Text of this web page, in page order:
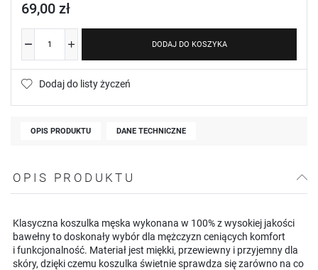
69,00 zł
DODAJ DO KOSZYKA
Dodaj do listy życzeń
OPIS PRODUKTU DANE TECHNICZNE
OPIS PRODUKTU
Klasyczna koszulka męska wykonana w 100% z wysokiej jakości
bawełny to doskonały wybór dla mężczyzn ceniących komfort
i funkcjonalność. Materiał jest miękki, przewiewny i przyjemny dla
skóry, dzięki czemu koszulka świetnie sprawdza się zarówno na co